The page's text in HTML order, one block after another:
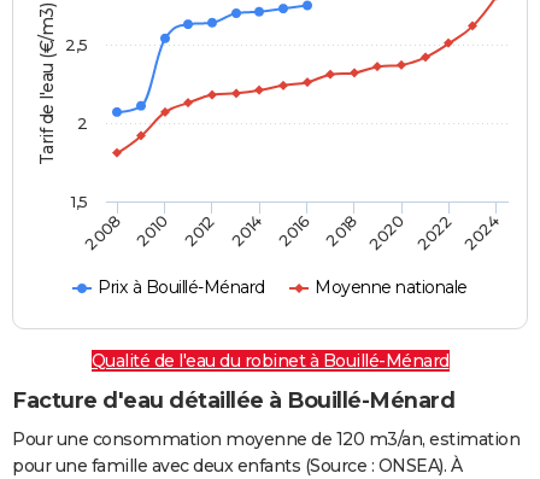
Tarif de l'eau (€/m3)
Prix à Bouillé-Ménard Moyenne nationale
2008 2010 2012 2014 2016 2018 2020 2022 2024
2
2,5
1,5
Qualité de l'eau du robinet à Bouillé-Ménard
Facture d'eau détaillée à Bouillé-Ménard
Pour une consommation moyenne de 120 m3/an, estimation
pour une famille avec deux enfants (Source : ONSEA). À